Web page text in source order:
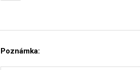
Poznámka: